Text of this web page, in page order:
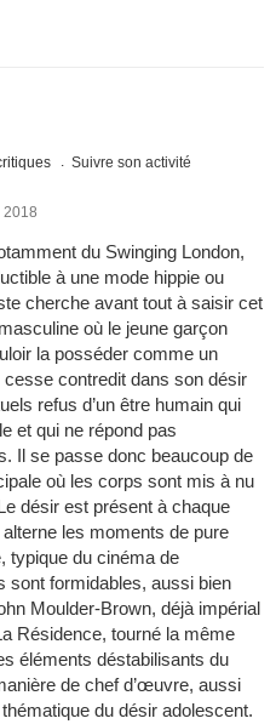
Suivre son activité
2018
du Swinging London,
à une mode hippie ou
cherche avant tout à saisir cet
où le jeune garçon
la posséder comme un
contredit dans son désir
refus d’un être humain qui
et qui ne répond pas
Il se passe donc beaucoup de
où les corps sont mis à nu
désir est présent à chaque
les moments de pure
typique du cinéma de
sont formidables, aussi bien
Moulder-Brown, déjà impérial
Résidence, tourné la même
éléments déstabilisants du
de chef d’œuvre, aussi
du désir adolescent.